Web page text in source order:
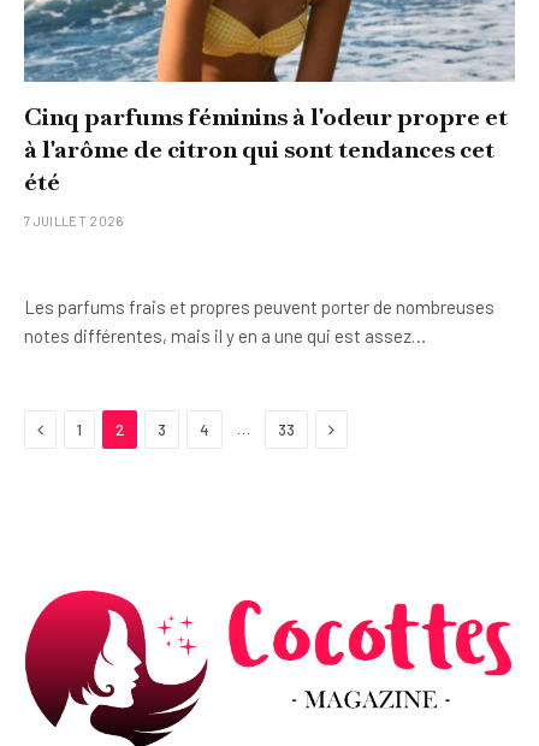
Cinq parfums féminins à l'odeur propre et
à l'arôme de citron qui sont tendances cet
été
7 JUILLET 2026
Les parfums frais et propres peuvent porter de nombreuses
notes différentes, mais il y en a une qui est assez…
Previous
1 2 3 4 33 Next